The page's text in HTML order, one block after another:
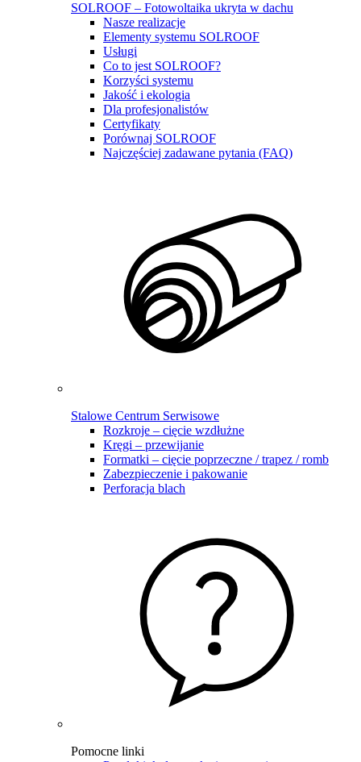
SOLROOF – Fotowoltaika ukryta w dachu
Nasze realizacje
Elementy systemu SOLROOF
Usługi
Co to jest SOLROOF?
Korzyści systemu
Jakość i ekologia
Dla profesjonalistów
Certyfikaty
Porównaj SOLROOF
Najczęściej zadawane pytania (FAQ)
Stalowe Centrum Serwisowe
Rozkroje – cięcie wzdłużne
Kręgi – przewijanie
Formatki – cięcie poprzeczne / trapez / romb
Zabezpieczenie i pakowanie
Perforacja blach
Pomocne linki